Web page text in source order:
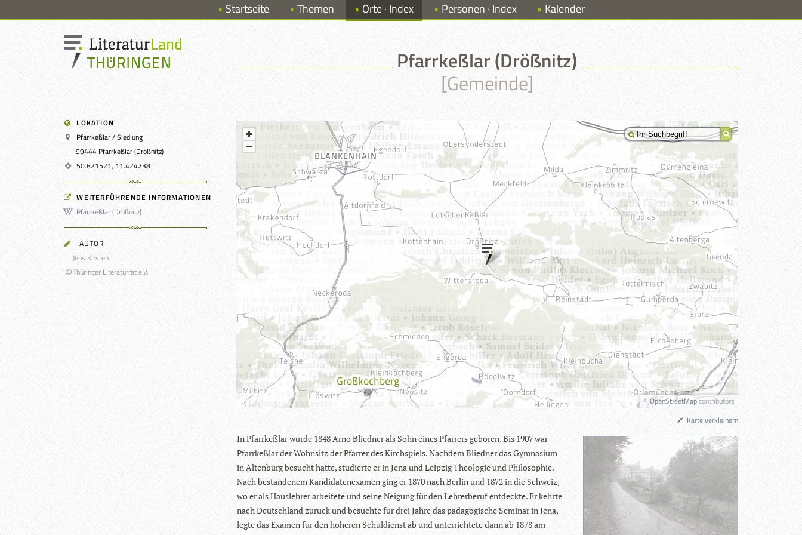
Startseite Themen Orte · Index Personen · Index Kalender
Pfarrkeßlar (Drößnitz)
[Gemeinde]
LOKATION
Pfarrkeßlar / Siedlung
99444 Pfarrkeßlar (Drößnitz)
50.821521, 11.424238
WEITERFÜHRENDE INFORMATIONEN
Pfarrkeßlar (Drößnitz)
AUTOR
Jens Kirsten
Thüringer Literaturrat e.V.
©OpenStreetMapcontributors
In Pfarr­keß­lar wurde 1848 Arno Blied­ner als Sohn eines Pfar­rers gebo­ren. Bis 1907 war
Pfarr­keß­lar der Wohn­sitz der Pfar­rer des Kirch­spiels. Nach­dem Blied­ner das Gym­na­sium
in Alten­burg besucht hatte, stu­dierte er in Jena und Leip­zig Theo­lo­gie und Phi­lo­so­phie.
Nach bestan­de­nem Kan­di­da­ten­ex­amen ging er 1870 nach Ber­lin und 1872 in die Schweiz,
wo er als Haus­leh­rer arbei­tete und seine Nei­gung für den Leh­rer­be­ruf ent­deckte. Er kehrte
nach Deutsch­land zurück und besuchte für drei Jahre das päd­ago­gi­sche Semi­nar in Jena,
legte das Examen für den höhe­ren Schul­dienst ab und unter­rich­tete dann ab 1878 am
Karte verkleinern